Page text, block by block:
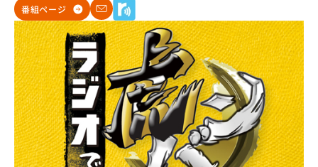
番組ページ